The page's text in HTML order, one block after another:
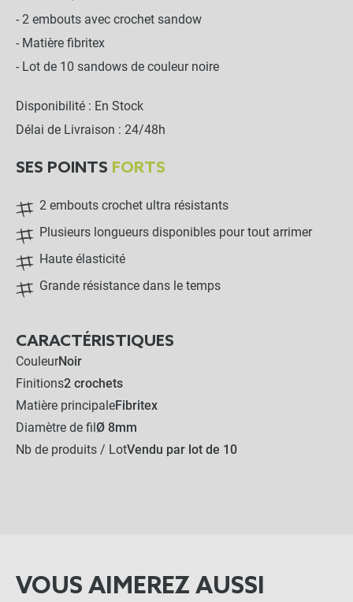
- 2 embouts avec crochet sandow
- Matière fibritex
- Lot de 10 sandows de couleur noire
Disponibilité : En Stock
Délai de Livraison : 24/48h
SES POINTS FORTS
2 embouts crochet ultra résistants
Plusieurs longueurs disponibles pour tout arrimer
Haute élasticité
Grande résistance dans le temps
CARACTÉRISTIQUES
CouleurNoir
Finitions2 crochets
Matière principaleFibritex
Diamètre de fil Ø 8mm
Nb de produits / LotVendu par lot de 10
VOUS AIMEREZ AUSSI